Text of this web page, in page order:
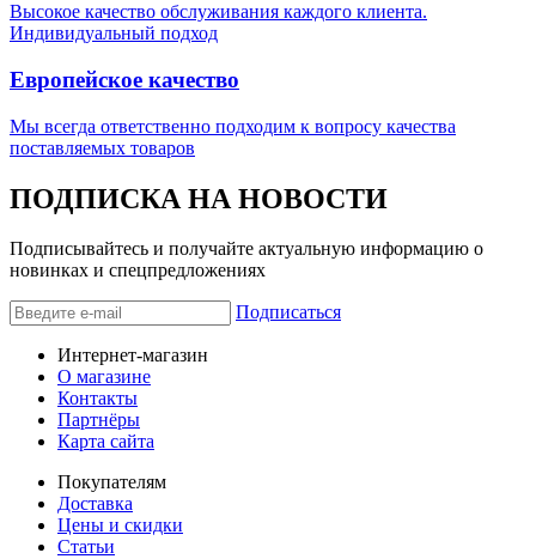
Высокое качество обслуживания каждого клиента.
Индивидуальный подход
Европейское качество
Мы всегда ответственно подходим к вопросу качества
поставляемых товаров
ПОДПИСКА НА НОВОСТИ
Подписывайтесь и получайте актуальную информацию о
новинках и спецпредложениях
Подписаться
Интернет-магазин
О магазине
Контакты
Партнёры
Карта сайта
Покупателям
Доставка
Цены и скидки
Статьи